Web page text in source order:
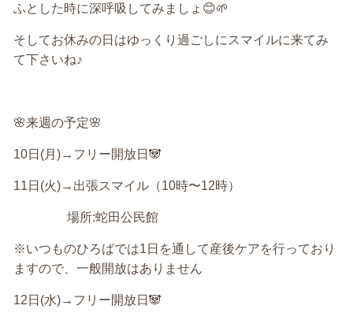
ふとした時に深呼吸してみましょ😊🌱
そしてお休みの日はゆっくり過ごしにスマイルに来てみ
て下さいね♪
🌸来週の予定🌸
10日 (月 )→ フリー開放日 🐼
11 日 (火)→ 出張スマイル（10時〜12時）
場所:蛇田公民館
※いつものひろばでは1 日を通して産後ケアを行っており
ますので、一般開放はありません
12 日 (水)→ フリー開放日 🐼